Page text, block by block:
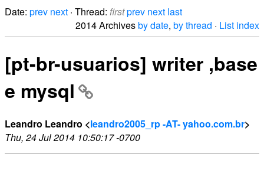
Date: prev next · Thread: firstprev next last
2014 Archivesby date, by thread · List index
[pt-br-usuarios] writer ,base
e mysql
Leandro Leandro <leandro2005_rp -AT- yahoo.com.br>
Thu, 24 Jul 2014 10:50:17 -0700